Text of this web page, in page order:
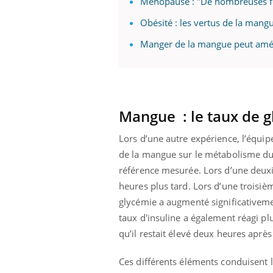
Obésité : les vertus de la
Manger de la mangue peut
Mangue : le taux de
Lors d’une autre expérience,
de la mangue sur le métabolisme
référence mesurée. Lors d’une
heures plus tard. Lors d’une
glycémie a augmenté
taux d'insuline a également réagi
qu’il restait élevé deux heures
Ces différents éléments